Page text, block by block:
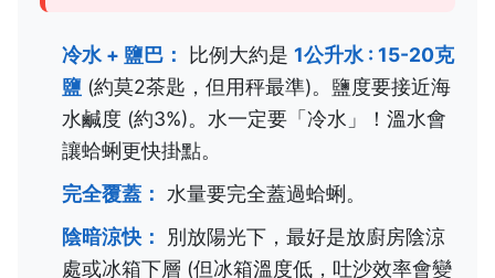
冷水 + 鹽巴： 比例大約是 1公升水 : 15-20克
鹽 (約莫2茶匙，但用秤最準)。鹽度要接近海
水鹹度 (約3%)。水一定要「冷水」！溫水會
讓蛤蜊更快掛點。
完全覆蓋：
水量要完全蓋過蛤蜊。
陰暗涼快：
別放陽光下，最好是放廚房陰涼
處或冰箱下層 (但冰箱溫度低，吐沙效率會變